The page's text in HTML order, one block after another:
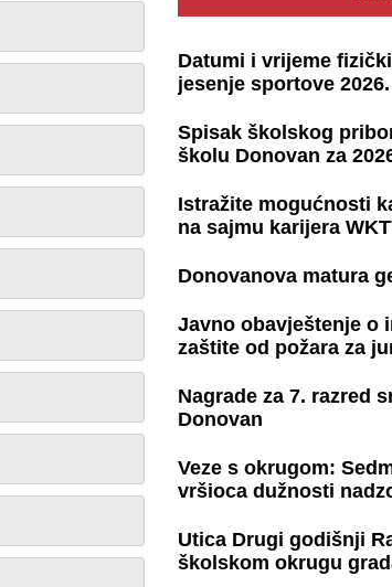
Datumi i vrijeme
jesenje sportove 2026.
Spisak školskog
školu Donovan za
Istražite mogućnosti
na sajmu karijera
Donovanova matura
Javno obavještenje o
zaštite od požara za
Nagrade za 7. razred
Donovan
Veze s okrugom:
vršioca dužnosti
Utica Drugi godišnji
školskom okrugu